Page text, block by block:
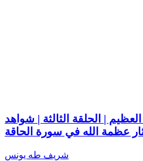
| الحلقة الثالثة | شواهد
عظمة الله في سورة الحاقة
شريف طه يونس